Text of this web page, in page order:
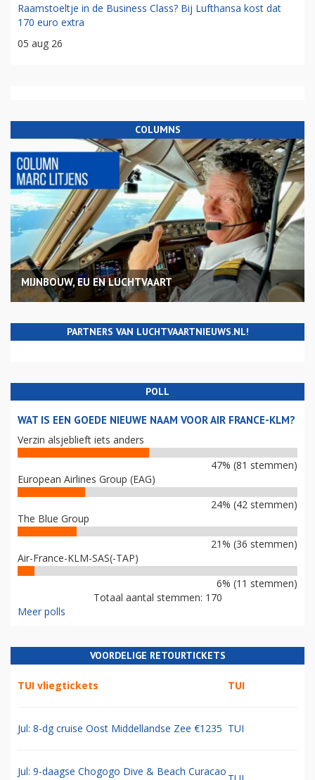
Raamstoeltje in de Business Class? Bij Lufthansa kost dat
170 euro extra
05 aug 26
COLUMNS
MIJNBOUW, EU EN LUCHTVAART
PARTNERS VAN LUCHTVAARTNIEUWS.NL!
POLL
WAT IS EEN GOEDE NIEUWE NAAM VOOR AIR FRANCE-KLM?
Verzin alsjeblieft iets anders
47% (81 stemmen)
European Airlines Group (EAG)
24% (42 stemmen)
The Blue Group
21% (36 stemmen)
Air-France-KLM-SAS(-TAP)
6% (11 stemmen)
Totaal aantal stemmen: 170
Meer polls
VOORDELIGE RETOURTICKETS
TUI vliegtickets TUI
Jul: 8-dg cruise Oost Middellandse Zee €1235 TUI
Jul: 9-daagse Chogogo Dive & Beach Curacao